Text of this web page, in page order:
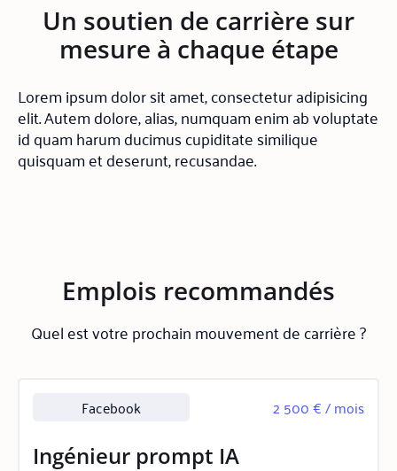
Un soutien de carrière sur
mesure à chaque étape
Lorem ipsum dolor sit amet, consectetur adipisicing
elit. Autem dolore, alias, numquam enim ab voluptate
id quam harum ducimus cupiditate similique
quisquam et deserunt, recusandae.
Emplois recommandés
Quel est votre prochain mouvement de carrière ?
Facebook 2 500 € / mois
Ingénieur prompt IA